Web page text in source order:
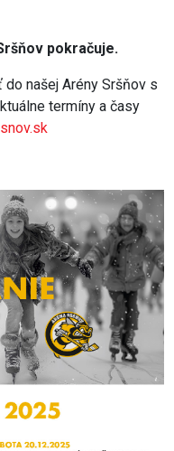
pokračuje.
našej Arény Sršňov s
termíny a časy